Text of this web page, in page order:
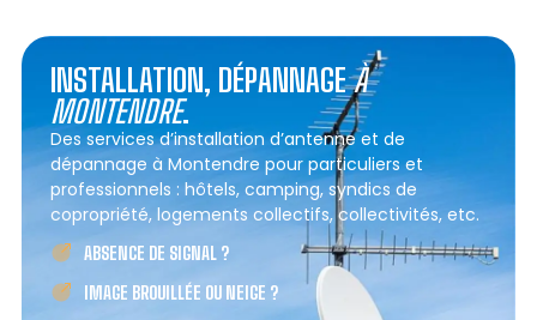
INSTALLATION, DÉPANNAGEÀ
MONTENDRE.
Des services d’installation d’antenne et de
dépannage à Montendre pour particuliers et
professionnels : hôtels, camping, syndics de
copropriété, logements collectifs, collectivités, etc.
ABSENCE DE SIGNAL ?
IMAGE BROUILLÉE OU NEIGE ?